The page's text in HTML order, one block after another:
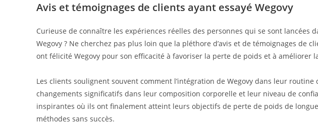
Avis et témoignages de clients ayant essayé Wegovy
Curieuse de connaître les expériences réelles des personnes qui se sont lancées
Wegovy ? Ne cherchez pas plus loin que la pléthore d’avis et de témoignages de
ont félicité Wegovy pour son efficacité à favoriser la perte de poids et à améliorer
Les clients soulignent souvent comment l’intégration de Wegovy dans leur
changements significatifs dans leur composition corporelle et leur niveau de
inspirantes où ils ont finalement atteint leurs objectifs de perte de poids de
méthodes sans succès.